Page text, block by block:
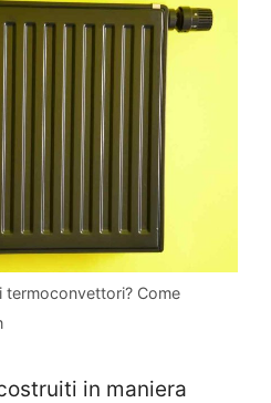
termoconvettori? Come
in maniera